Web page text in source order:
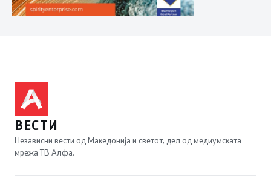
ВЕСТИ
Независни вести од Македонија и светот, дел од медиумската
мрежа ТВ Алфа.